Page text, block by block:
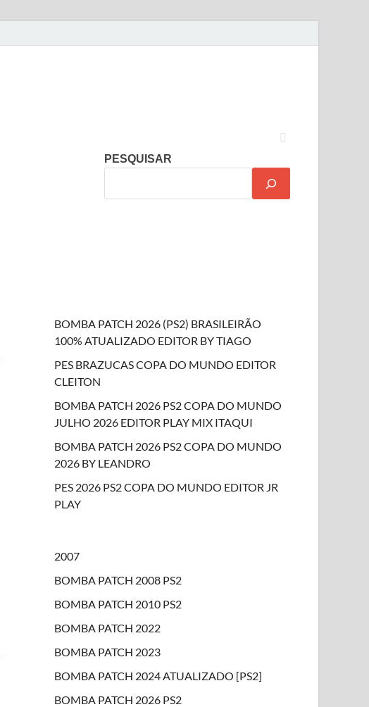
PESQUISAR
BOMBA PATCH 2026 (PS2) BRASILEIRÃO
100% ATUALIZADO EDITOR BY TIAGO
PES BRAZUCAS COPA DO MUNDO EDITOR
CLEITON
BOMBA PATCH 2026 PS2 COPA DO MUNDO
JULHO 2026 EDITOR PLAY MIX ITAQUI
BOMBA PATCH 2026 PS2 COPA DO MUNDO
2026 BY LEANDRO
PES 2026 PS2 COPA DO MUNDO EDITOR JR
PLAY
2007
BOMBA PATCH 2008 PS2
BOMBA PATCH 2010 PS2
BOMBA PATCH 2022
BOMBA PATCH 2023
BOMBA PATCH 2024 ATUALIZADO [PS2]
BOMBA PATCH 2026 PS2